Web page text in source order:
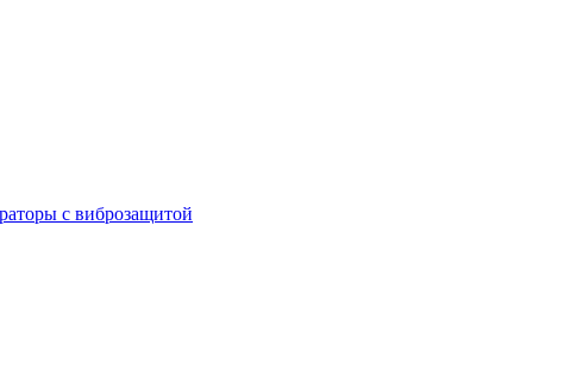
с виброзащитой